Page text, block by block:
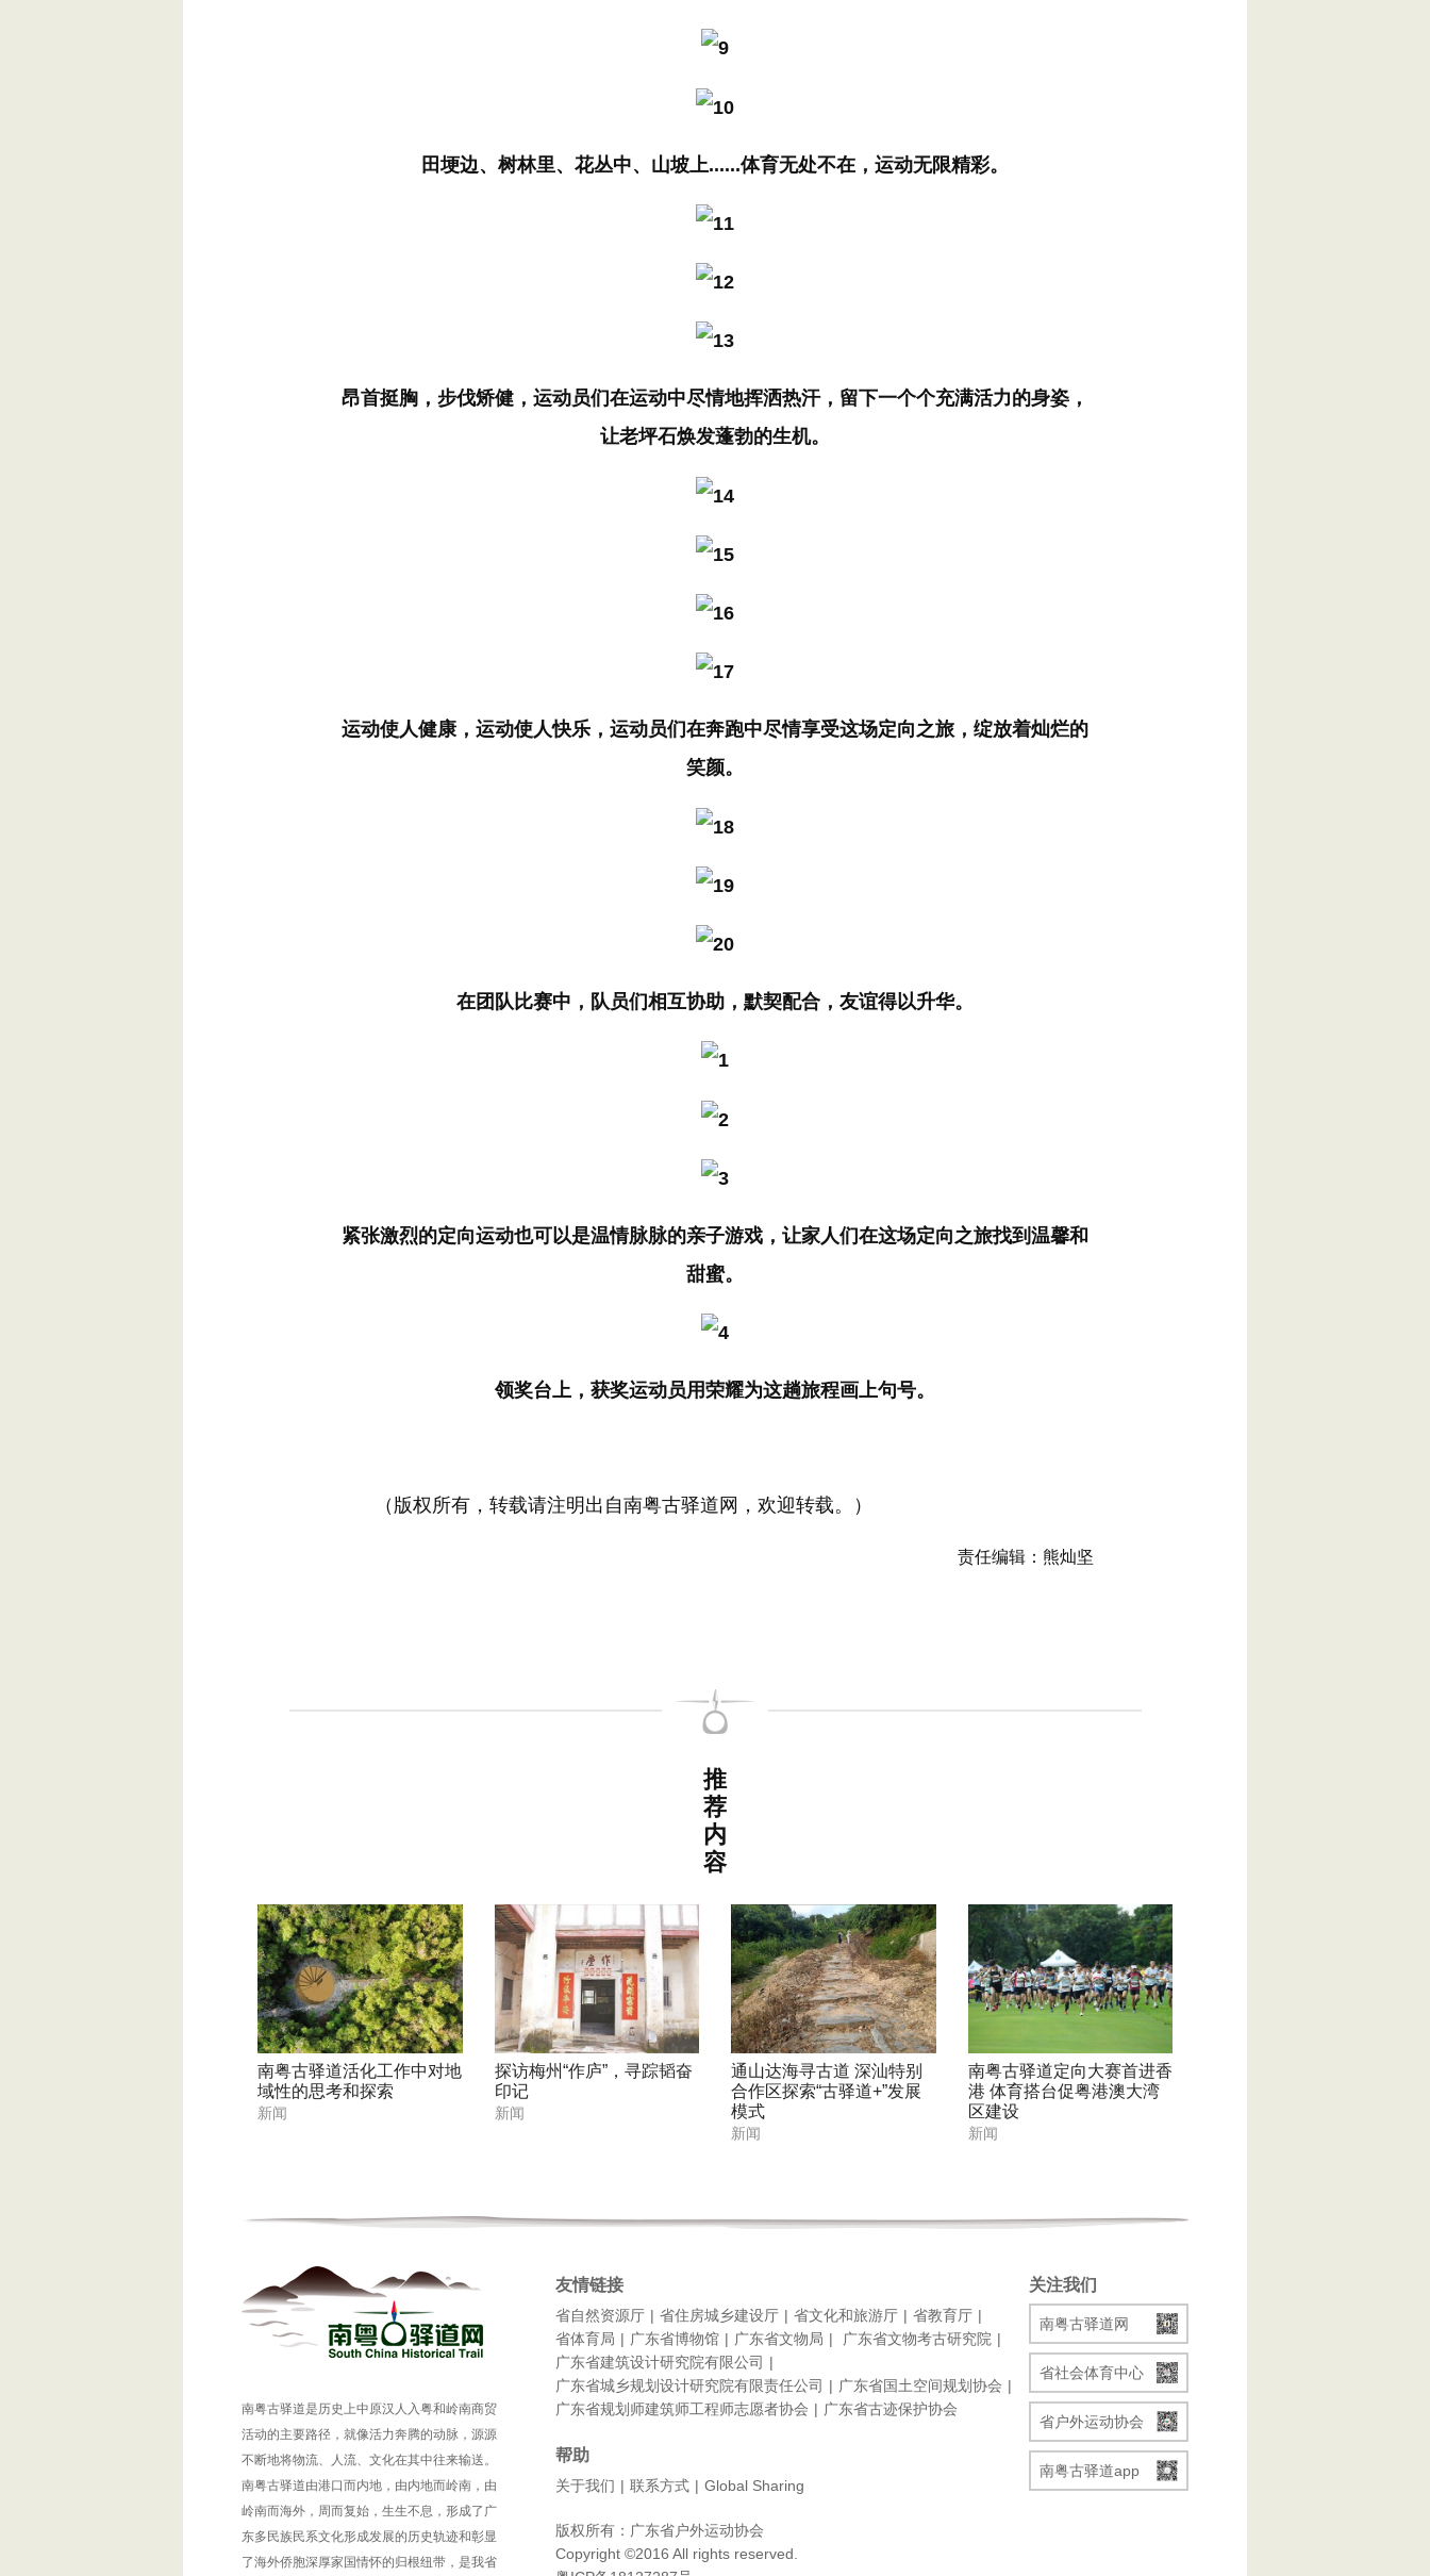
田埂边、树林里、花丛中、山坡上......体育无处不在，运动无限精彩。
昂首挺胸，步伐矫健，运动员们在运动中尽情地挥洒热汗，留下一个个充满活力的身姿，
让老坪石焕发蓬勃的生机。
运动使人健康，运动使人快乐，运动员们在奔跑中尽情享受这场定向之旅，绽放着灿烂的
笑颜。
在团队比赛中，队员们相互协助，默契配合，友谊得以升华。
紧张激烈的定向运动也可以是温情脉脉的亲子游戏，让家人们在这场定向之旅找到温馨和
甜蜜。
领奖台上，获奖运动员用荣耀为这趟旅程画上句号。
（版权所有，转载请注明出自南粤古驿道网，欢迎转载。）
责任编辑：熊灿坚
推
荐
内
容
南粤古驿道活化工作中对地
域性的思考和探索
新闻
探访梅州“作庐”，寻踪韬奋
印记
新闻
通山达海寻古道 深汕特别
合作区探索“古驿道+”发展
模式
新闻
南粤古驿道定向大赛首进香
港 体育搭台促粤港澳大湾
区建设
新闻
南粤古驿道是历史上中原汉人入粤和岭南商贸
活动的主要路径，就像活力奔腾的动脉，源源
不断地将物流、人流、文化在其中往来输送。
南粤古驿道由港口而内地，由内地而岭南，由
岭南而海外，周而复始，生生不息，形成了广
东多民族民系文化形成发展的历史轨迹和彰显
了海外侨胞深厚家国情怀的归根纽带，是我省
关注我们
南粤古驿道网
省社会体育中心
省户外运动协会
南粤古驿道app
友情链接
省自然资源厅 省住房城乡建设厅 省文化和旅游厅
省教育厅
省体育局
广东省博物馆 广东省文物局
广东省文物考古研究院
广东省建筑设计研究院有限公司
广东省城乡规划设计研究院有限责任公司
广东省国土空间规划协会
广东省规划师建筑师工程师志愿者协会
广东省古迹保护协会
帮助
关于我们 联系方式 Global Sharing
版权所有：广东省户外运动协会
Copyright ©2016 All rights reserved.